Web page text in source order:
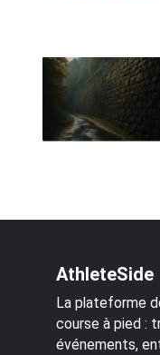
AthleteSide
La plateforme
course à pied :
événements,